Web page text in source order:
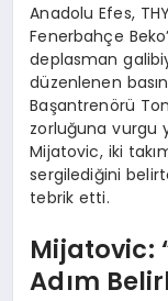
Anadolu Efes,
Fenerbahçe
deplasman
düzenlenen
Başantrenörü
zorluğuna vurgu
Mijatovic, iki
sergilediğini
tebrik etti.
Mijatovic:
Adım